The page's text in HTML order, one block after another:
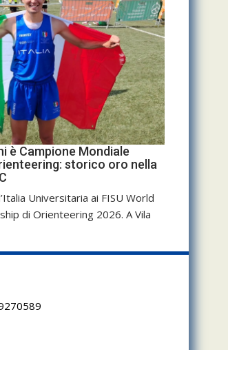
è Campione Mondiale
storico oro nella
Universitaria ai FISU World
di Orienteering 2026. A Vila